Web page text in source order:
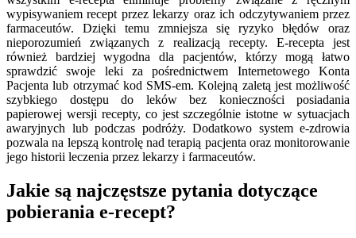
wypisywaniem recept przez lekarzy oraz ich odczytywaniem przez
farmaceutów. Dzięki temu zmniejsza się ryzyko błędów oraz
nieporozumień związanych z realizacją recepty. E-recepta jest
również bardziej wygodna dla pacjentów, którzy mogą łatwo
sprawdzić swoje leki za pośrednictwem Internetowego Konta
Pacjenta lub otrzymać kod SMS-em. Kolejną zaletą jest możliwość
szybkiego dostępu do leków bez konieczności posiadania
papierowej wersji recepty, co jest szczególnie istotne w sytuacjach
awaryjnych lub podczas podróży. Dodatkowo system e-zdrowia
pozwala na lepszą kontrolę nad terapią pacjenta oraz monitorowanie
jego historii leczenia przez lekarzy i farmaceutów.
Jakie są najczęstsze pytania dotyczące
pobierania e-recept?